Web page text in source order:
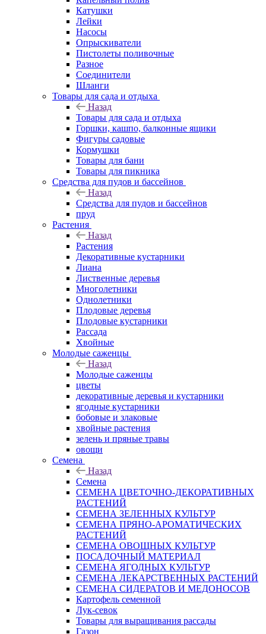
Катушки
Лейки
Насосы
Опрыскиватели
Пистолеты поливочные
Разное
Соединители
Шланги
Товары для сада и отдыха
Назад
Товары для сада и отдыха
Горшки, кашпо, балконные ящики
Фигуры садовые
Кормушки
Товары для бани
Товары для пикника
Средства для пудов и бассейнов
Назад
Средства для пудов и бассейнов
пруд
Растения
Назад
Растения
Декоративные кустарники
Лиана
Лиственные деревья
Многолетники
Однолетники
Плодовые деревья
Плодовые кустарники
Рассада
Хвойные
Молодые саженцы
Назад
Молодые саженцы
цветы
декоративные деревья и кустарники
ягодные кустарники
бобовые и злаковые
хвойные растения
зелень и пряные травы
овощи
Семена
Назад
Семена
СЕМЕНА ЦВЕТОЧНО-ДЕКОРАТИВНЫХ
РАСТЕНИЙ
СЕМЕНА ЗЕЛЕННЫХ КУЛЬТУР
СЕМЕНА ПРЯНО-АРОМАТИЧЕСКИХ
РАСТЕНИЙ
СЕМЕНА ОВОЩНЫХ КУЛЬТУР
ПОСАДОЧНЫЙ МАТЕРИАЛ
СЕМЕНА ЯГОДНЫХ КУЛЬТУР
СЕМЕНА ЛЕКАРСТВЕННЫХ РАСТЕНИЙ
СЕМЕНА СИДЕРАТОВ И МЕДОНОСОВ
Картофель семенной
Лук-севок
Товары для выращивания рассады
Газон